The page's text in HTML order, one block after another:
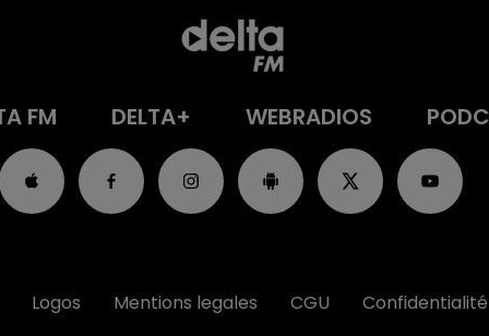
FM DELTA+ WEBRADIOS
Logos Mentions legales CGU Confidentialité